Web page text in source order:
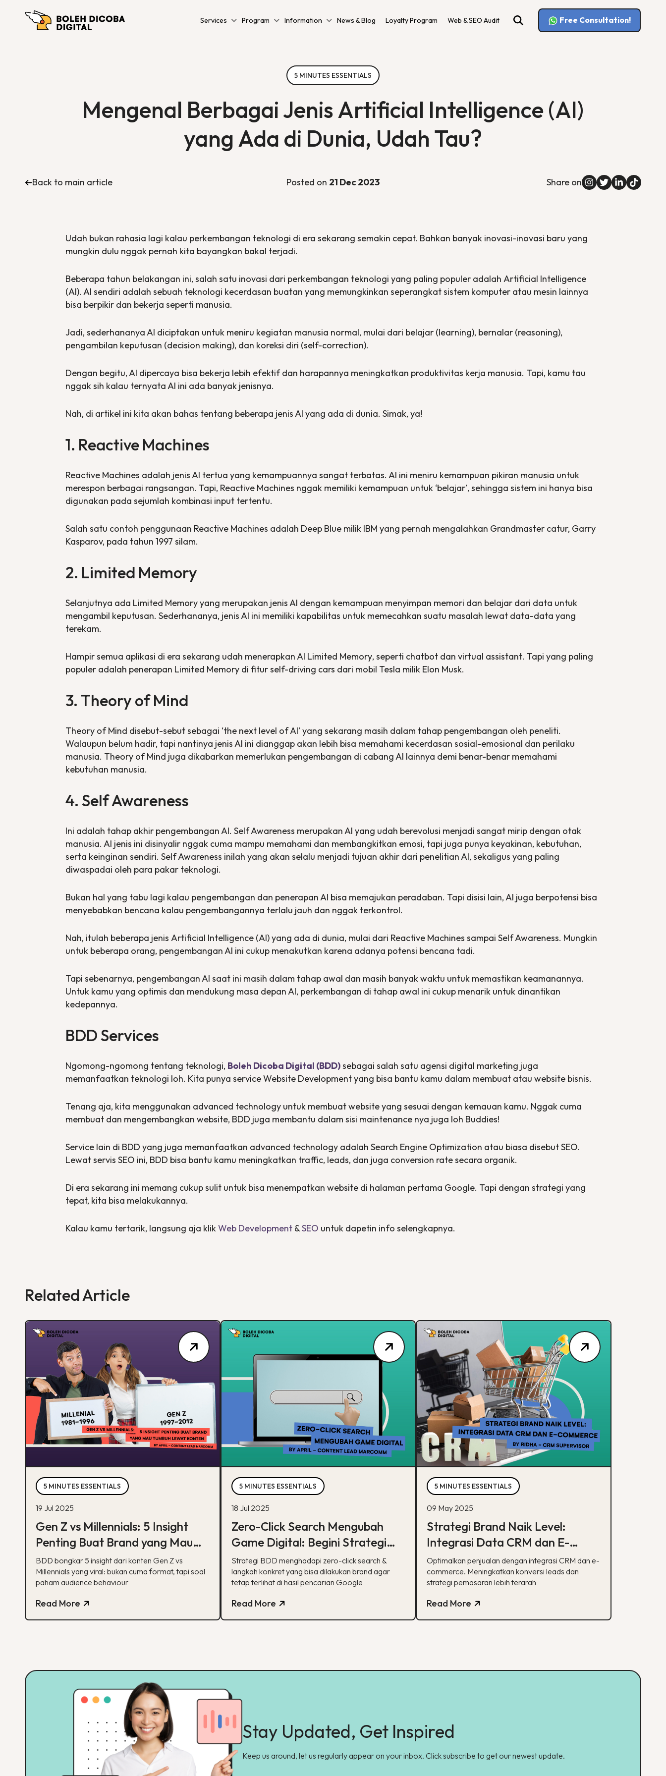
Services Program Information News & Blog Loyalty Program Web & SEO Audit Free Consultation!
5 MINUTES ESSENTIALS
Mengenal Berbagai Jenis Artificial Intelligence (AI)
yang Ada di Dunia, Udah Tau?
Back to main article Posted on 21 Dec 2023 Share on
Udah bukan rahasia lagi kalau perkembangan teknologi di era sekarang semakin cepat. Bahkan banyak inovasi-inovasi baru yang
mungkin dulu nggak pernah kita bayangkan bakal terjadi.
Beberapa tahun belakangan ini, salah satu inovasi dari perkembangan teknologi yang paling populer adalah Artificial Intelligence
(AI). AI sendiri adalah sebuah teknologi kecerdasan buatan yang memungkinkan seperangkat sistem komputer atau mesin lainnya
bisa berpikir dan bekerja seperti manusia.
Jadi, sederhananya AI diciptakan untuk meniru kegiatan manusia normal, mulai dari belajar (learning), bernalar (reasoning),
pengambilan keputusan (decision making), dan koreksi diri (self-correction).
Dengan begitu, AI dipercaya bisa bekerja lebih efektif dan harapannya meningkatkan produktivitas kerja manusia. Tapi, kamu tau
nggak sih kalau ternyata AI ini ada banyak jenisnya.
Nah, di artikel ini kita akan bahas tentang beberapa jenis AI yang ada di dunia. Simak, ya!
1. Reactive Machines
Reactive Machines adalah jenis AI tertua yang kemampuannya sangat terbatas. AI ini meniru kemampuan pikiran manusia untuk
merespon berbagai rangsangan. Tapi, Reactive Machines nggak memiliki kemampuan untuk ‘belajar’, sehingga sistem ini hanya bisa
digunakan pada sejumlah kombinasi input tertentu.
Salah satu contoh penggunaan Reactive Machines adalah Deep Blue milik IBM yang pernah mengalahkan Grandmaster catur, Garry
Kasparov, pada tahun 1997 silam.
2. Limited Memory
Selanjutnya ada Limited Memoryyang merupakan jenis AI dengan kemampuan menyimpan memori dan belajar dari data untuk
mengambil keputusan. Sederhananya, jenis AI ini memiliki kapabilitas untuk memecahkan suatu masalah lewat data-data yang
terekam.
Hampir semua aplikasi di era sekarang udah menerapkan AI Limited Memory, seperti chatbot dan virtual assistant. Tapi yang paling
populer adalah penerapan Limited Memory di fiturself-driving cars dari mobil Tesla milik Elon Musk.
3. Theory of Mind
Theory of Mind disebut-sebut sebagai ‘the next level of AI’ yang sekarang masih dalam tahap pengembangan oleh peneliti.
Walaupun belum hadir, tapi nantinya jenis AI ini dianggap akan lebih bisa memahami kecerdasan sosial-emosional dan perilaku
manusia. Theory of Mind juga dikabarkan memerlukan pengembangan di cabang AI lainnya demi benar-benar memahami
kebutuhan manusia.
4. Self Awareness
Ini adalah tahap akhir pengembangan AI. Self Awareness merupakan AI yang udah berevolusi menjadi sangat mirip dengan otak
manusia. AI jenis ini disinyalir nggak cuma mampu memahami dan membangkitkan emosi, tapi juga punya keyakinan, kebutuhan,
serta keinginan sendiri. Self Awareness inilah yang akan selalu menjadi tujuan akhir dari penelitian AI, sekaligus yang paling
diwaspadai oleh para pakar teknologi.
Bukan hal yang tabu lagi kalau pengembangan dan penerapan AI bisa memajukan peradaban. Tapi disisi lain, AI juga berpotensi bisa
menyebabkan bencana kalau pengembangannya terlalu jauh dan nggak terkontrol.
Nah, itulah beberapa jenis Artificial Intelligence (AI) yang ada di dunia, mulai dari Reactive Machines sampai Self Awareness. Mungkin
untuk beberapa orang, pengembangan AI ini cukup menakutkan karena adanya potensi bencana tadi.
Tapi sebenarnya, pengembangan AI saat ini masih dalam tahap awal dan masih banyak waktu untuk memastikan keamanannya.
Untuk kamu yang optimis dan mendukung masa depan AI, perkembangan di tahap awal ini cukup menarik untuk dinantikan
kedepannya.
BDD Services
Ngomong-ngomong tentang teknologi, Boleh Dicoba Digital (BDD)sebagai salah satu agensi digital marketing juga
memanfaatkan teknologi loh. Kita punya serviceWebsite Developmentyang bisa bantu kamu dalam membuat atau website bisnis.
Tenang aja, kita menggunakan advanced technology untuk membuatwebsiteyang sesuai dengan kemauan kamu. Nggak cuma
membuat dan mengembangkan website, BDD juga membantu dalam sisi maintenance nya juga loh Buddies!
Service lain di BDD yang juga memanfaatkan advanced technology adalah Search Engine Optimization atau biasa disebut SEO.
Lewat servis SEO ini, BDD bisa bantu kamu meningkatkan traffic, leads, dan juga conversion ratesecara organik.
Di era sekarang ini memang cukup sulit untuk bisa menempatkan website di halaman pertama Google. Tapi dengan strategi yang
tepat, kita bisa melakukannya.
Kalau kamu tertarik, langsung aja klikWeb Development &SEO untuk dapetin info selengkapnya.
Related Article
5 MINUTES ESSENTIALS
19 Jul 2025
Gen Z vs Millennials: 5 Insight
Penting Buat Brand yang Mau
Tumbuh Lewat Konten
BDD bongkar 5 insight dari konten Gen Z vs
Millennials yang viral: bukan cuma format, tapi soal
paham audience behaviour
Read More
5 MINUTES ESSENTIALS
18 Jul 2025
Zero-Click Search Mengubah
Game Digital: Begini Strategi
BDD & Apa yang Bisa Dilakukan
Brand
Strategi BDD menghadapi zero-click search &
langkah konkret yang bisa dilakukan brand agar
tetap terlihat di hasil pencarian Google
Read More
5 MINUTES ESSENTIALS
09 May 2025
Strategi Brand Naik Level:
Integrasi Data CRM dan E-
commerce
Optimalkan penjualan dengan integrasi CRM dan e-
commerce. Meningkatkan konversi leads dan
strategi pemasaran lebih terarah
Read More
Stay Updated, Get Inspired
Keep us around, let us regularly appear on your inbox. Click subscribe to get our newest update.